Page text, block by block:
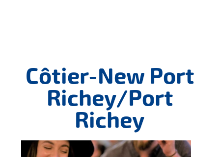
Côtier-New Port
Richey/Port
Richey